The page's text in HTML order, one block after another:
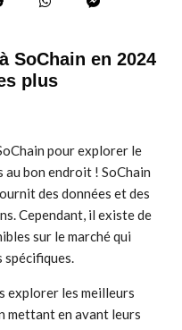
SoChain en 2024
plus
pour explorer le
au bon endroit ! SoChain
des données et des
Cependant, il existe de
sur le marché qui
spécifiques.
explorer les meilleurs
mettant en avant leurs